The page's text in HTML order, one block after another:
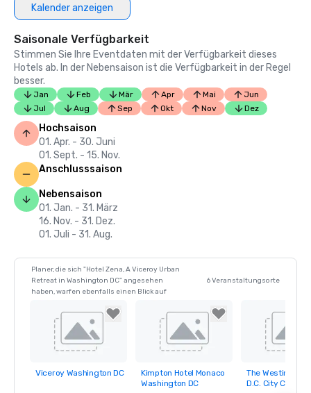
Kalender anzeigen
Saisonale Verfügbarkeit
Stimmen Sie Ihre Eventdaten mit der Verfügbarkeit dieses
Hotels ab. In der Nebensaison ist die Verfügbarkeit in der Regel
besser.
Jan Feb Mär Apr Mai
Jun
Jul
Aug Sep Okt Nov Dez
Hochsaison
01. Apr. - 30. Juni
01. Sept. - 15. Nov.
Anschlusssaison
Nebensaison
01. Jan. - 31. März
16. Nov. - 31. Dez.
01. Juli - 31. Aug.
Planer, die sich "Hotel Zena, A Viceroy Urban
Retreat in Washington DC" angesehen
haben, warfen ebenfalls einen Blick auf
6 Veranstaltungsorte
Removed from
Viceroy Washington DC
Removed from
favorites
Kimpton Hotel Monaco
Washington DC
Removed
favorites
The Westin
D.C. City Center